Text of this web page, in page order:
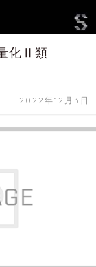
化Ⅱ類
2022年12月3日